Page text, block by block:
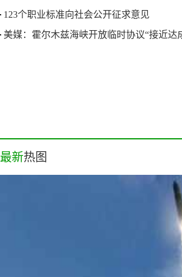
123个职业标准向社会公开征求意见
美媒：霍尔木兹海峡开放临时协议“接近达
最新热图